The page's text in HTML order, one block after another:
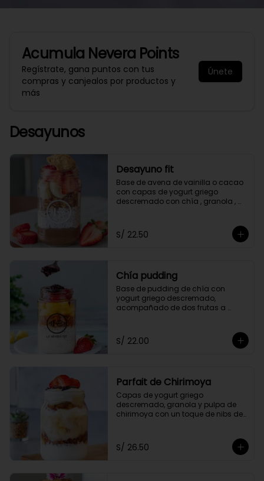
Acumula Nevera Points
Regístrate, gana puntos con tus
compras y canjealos por productos y
más
Únete
Desayunos
Desayuno fit
Base de avena de vainilla o cacao
con capas de yogurt griego
descremado con chía , granola ,
S/ 22.50
Chía pudding
Base de pudding de chía con
yogurt griego descremado,
acompañado de dos frutas a
S/ 22.00
Parfait de Chirimoya
Capas de yogurt griego
descremado, granola y pulpa de
chirimoya con un toque de nibs de
S/ 26.50